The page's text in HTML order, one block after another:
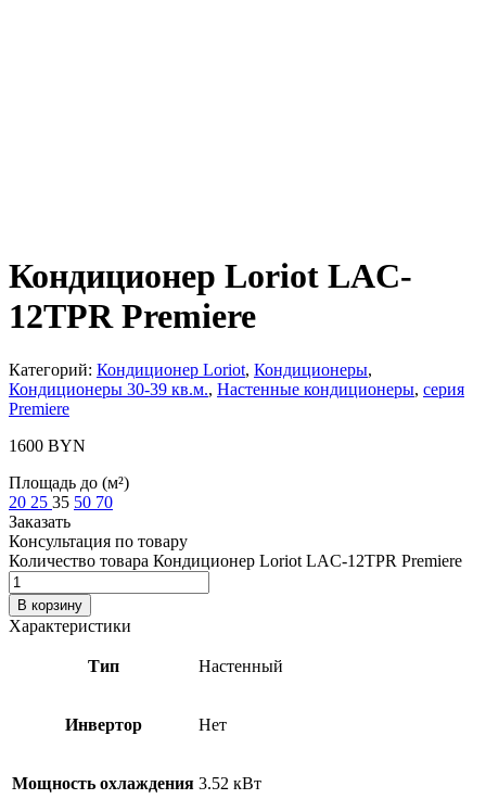
Кондиционер Loriot LAC-
12TPR Premiere
Категорий: Кондиционер Loriot, Кондиционеры,
Кондиционеры 30-39 кв.м., Настенные кондиционеры, серия
Premiere
1600 BYN
Площадь до (м²)
20 25 35 50 70
Заказать
Консультация по товару
Количество товара Кондиционер Loriot LAC-12TPR Premiere
В корзину
Характеристики
Тип Настенный
Инвертор Нет
Мощность охлаждения 3.52 кВт